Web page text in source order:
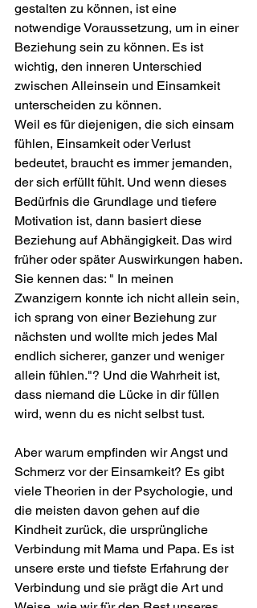
gestalten zu können, ist eine
notwendige Voraussetzung, um in einer
Beziehung sein zu können. Es ist
wichtig, den inneren Unterschied
zwischen Alleinsein und Einsamkeit
unterscheiden zu können.
Weil es für diejenigen, die sich einsam
fühlen, Einsamkeit oder Verlust
bedeutet, braucht es immer jemanden,
der sich erfüllt fühlt. Und wenn dieses
Bedürfnis die Grundlage und tiefere
Motivation ist, dann basiert diese
Beziehung auf Abhängigkeit. Das wird
früher oder später Auswirkungen haben.
Sie kennen das: " In meinen
Zwanzigern konnte ich nicht allein sein,
ich sprang von einer Beziehung zur
nächsten und wollte mich jedes Mal
endlich sicherer, ganzer und weniger
allein fühlen."? Und die Wahrheit ist,
dass niemand die Lücke in dir füllen
wird, wenn du es nicht selbst tust.
Aber warum empfinden wir Angst und
Schmerz vor der Einsamkeit? Es gibt
viele Theorien in der Psychologie, und
die meisten davon gehen auf die
Kindheit zurück, die ursprüngliche
Verbindung mit Mama und Papa. Es ist
unsere erste und tiefste Erfahrung der
Verbindung und sie prägt die Art und